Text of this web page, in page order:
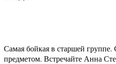
Самая бойкая в старшей
предметом. Встречайте Анна